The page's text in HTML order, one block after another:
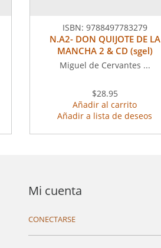
ISBN: 9788497783279
N.A2- DON QUIJOTE DE LA
MANCHA 2 & CD (sgel)
Miguel de Cervantes ...
$28.95
Añadir al carrito
Añadir a lista de deseos
Mi cuenta
CONECTARSE